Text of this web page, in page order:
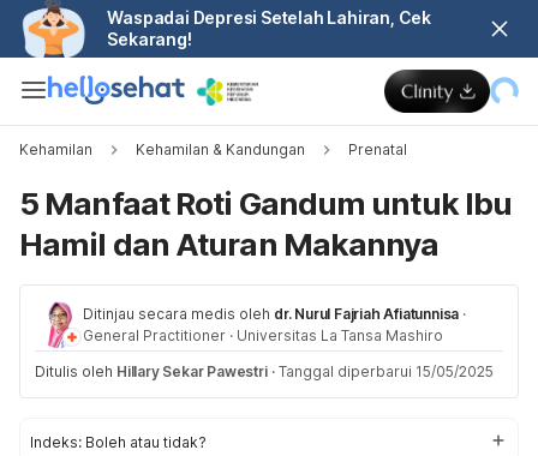
Waspadai Depresi Setelah Lahiran, Cek
Sekarang!
Kehamilan Kehamilan & Kandungan Prenatal
5 Manfaat Roti Gandum untuk Ibu
Hamil dan Aturan Makannya
Ditinjau secara medis oleh dr. Nurul Fajriah Afiatunnisa ·
General Practitioner · Universitas La Tansa Mashiro
Ditulis oleh Hillary Sekar Pawestri · Tanggal diperbarui 15/05/2025
Indeks: Boleh atau tidak?